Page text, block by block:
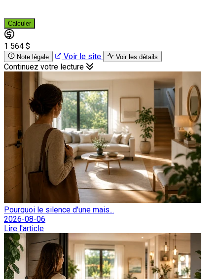
Calculer
1 564 $
Note légale Voir le site Voir les détails
Continuez votre lecture
Pourquoi le silence d'une mais...
2026-08-06
Lire l'article